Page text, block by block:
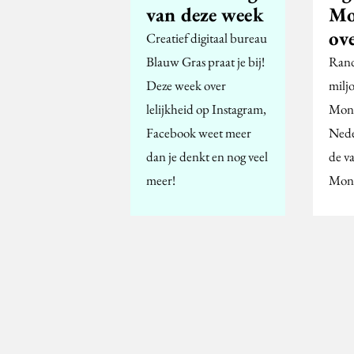
van deze week
Creatief digitaal bureau
Blauw Gras praat je bij!
Deze week over
lelijkheid op Instagram,
Facebook weet meer
dan je denkt en nog veel
meer!
de